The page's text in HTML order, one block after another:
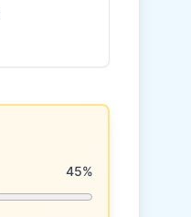
45%